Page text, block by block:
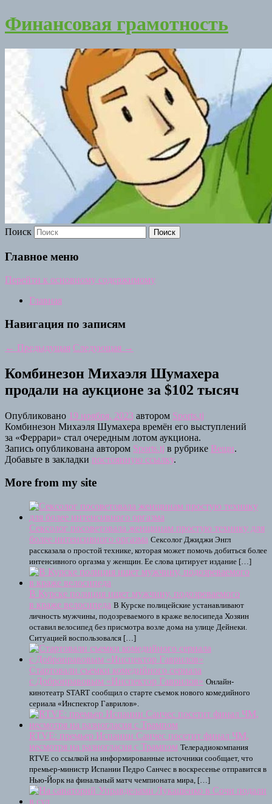
Финансовая грамотность
Поиск
Главное меню
Перейти к основному содержимому
Главная
Навигация по записям
← Предыдущая Следующая →
Комбинезон Михаэля Шумахера
продали на аукционе за $102 тысяч
Опубликовано 19 ноября, 2023 автором Sports.tj
Комбинезон Михаэля Шумахера времён его выступлений
за «Феррари» стал очередным лотом аукциона.
Запись опубликована автором Sports.tj в рубрике Вещи.
Добавьте в закладки постоянную ссылку.
More from my site
Сексолог посоветовала женщинам простую технику для
более интенсивного оргазма Сексолог Джиджи Энгл
рассказала о простой технике, которая может помочь добиться более
интенсивного оргазма у женщин. Ее слова цитирует издание […]
В Курске полиция ищет мужчину, подозреваемого
в краже велосипеда В Курске полицейские устанавливают
личность мужчины, подозреваемого в краже велосипеда Хозяин
оставил велосипед без присмотра возле дома на улице Дейнеки.
Ситуацией воспользовался […]
Стартовали съемки комедийного сериала
с Добронравовым «Инспектор Гаврилов» Онлайн-
кинотеатр START сообщил о старте съемок нового комедийного
сериала «Инспектор Гаврилов».
RTVE: премьер Испании Санчес посетит финал ЧМ,
несмотря на разногласия с Трампом Телерадиокомпания
RTVE со ссылкой на информированные источники сообщает, что
премьер-министр Испании Педро Санчес в воскресенье отправится в
Нью-Йорк на финальный матч чемпионата мира, […]